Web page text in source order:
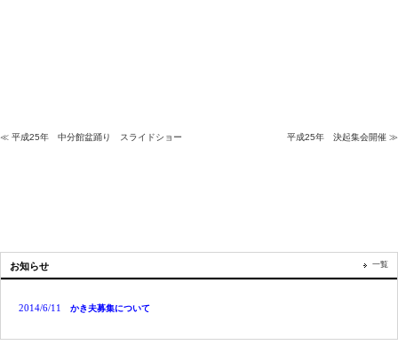
≪ 平成25年 中分館盆踊り スライドショー 平成25年 決起集会開催 ≫
お知らせ 一覧
2014/6/11 かき夫募集について